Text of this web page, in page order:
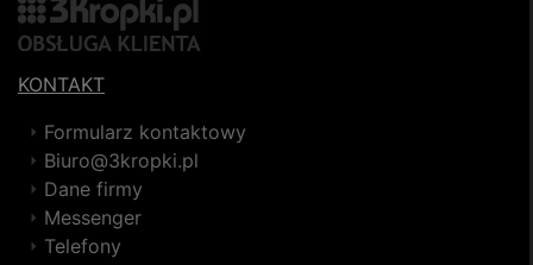
KONTAKT
Formularz kontaktowy
Biuro@3kropki.pl
Dane firmy
Messenger
Telefony